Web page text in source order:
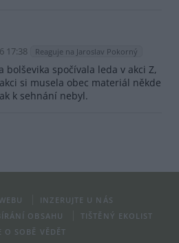
17:38 Reaguje na Jaroslav Pokorný
bolševika spočívala leda v akci Z,
si musela obec materiál někde
k sehnání nebyl.
INZERUJTE U NÁS
OBSAHU
TIŠTĚNÝ EKOLIST
O SOBĚ VĚDĚT